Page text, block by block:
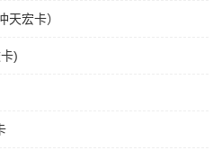
天宏卡）
)